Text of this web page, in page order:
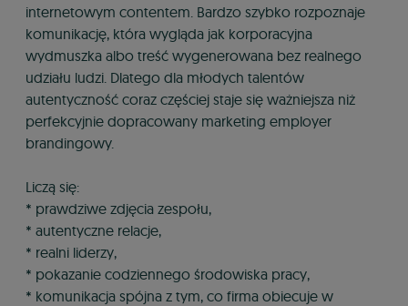
internetowym contentem. Bardzo szybko rozpoznaje
komunikację, która wygląda jak korporacyjna
wydmuszka albo treść wygenerowana bez realnego
udziału ludzi. Dlatego dla młodych talentów
autentyczność coraz częściej staje się ważniejsza niż
perfekcyjnie dopracowany marketing employer
brandingowy.
Liczą się:
* prawdziwe zdjęcia zespołu,
* autentyczne relacje,
* realni liderzy,
* pokazanie codziennego środowiska pracy,
* komunikacja spójna z tym, co firma obiecuje w